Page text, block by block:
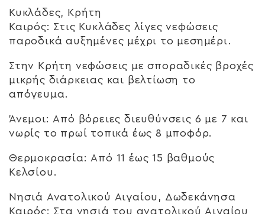
Κυκλάδες, Κρήτη
Καιρός: Στις Κυκλάδες λίγες νεφώσεις
παροδικά αυξημένες μέχρι το μεσημέρι.
Στην Κρήτη νεφώσεις με σποραδικές βροχές
μικρής διάρκειας και βελτίωση το
απόγευμα.
Άνεμοι: Από βόρειες διευθύνσεις 6 με 7 και
νωρίς το πρωί τοπικά έως 8 μποφόρ.
Θερμοκρασία: Από 11 έως 15 βαθμούς
Κελσίου.
Νησιά Ανατολικού Αιγαίου, Δωδεκάνησα
Καιρός: Στα νησιά του ανατολικού Αιγαίου